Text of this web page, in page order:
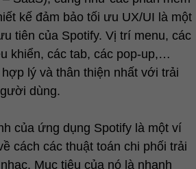
kế đảm bảo tối ưu UX/UI là một
tiên của Spotify. Vị trí menu, các
khiển, các tab, các pop-up,…
lý và thân thiện nhất với trải
dùng.
của ứng dụng Spotify là một ví
cách các thuật toán chi phối trải
Mục tiêu của nó là nhanh